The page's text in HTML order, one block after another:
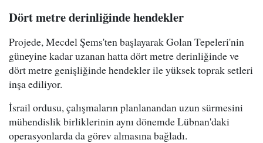
Dört metre derinliğinde hendekler
Projede, Mecdel Şems'ten başlayarak Golan Tepeleri'nin
güneyine kadar uzanan hatta dört metre derinliğinde ve
dört metre genişliğinde hendekler ile yüksek toprak setleri
inşa ediliyor.
İsrail ordusu, çalışmaların planlanandan uzun sürmesini
mühendislik birliklerinin aynı dönemde Lübnan'daki
operasyonlarda da görev almasına bağladı.